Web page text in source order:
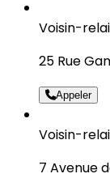
Voisin-
25 Rue
Appeler
Voisin-
7 Avenue